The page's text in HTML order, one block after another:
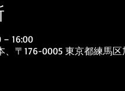
– 16:00
、〒176-0005 東京都練馬